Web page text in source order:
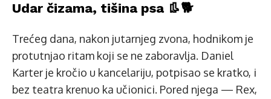
Udar čizama, tišina psa 👢🐕
Trećeg dana, nakon jutarnjeg zvona, hodnikom je
protutnjao ritam koji se ne zaboravlja. Daniel
Karter je kročio u kancelariju, potpisao se kratko, i
bez teatra krenuo ka učionici. Pored njega — Rex,